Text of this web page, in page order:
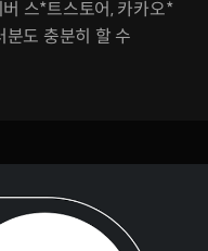
스*트스토어, 카카오*
분도 충분히 할 수